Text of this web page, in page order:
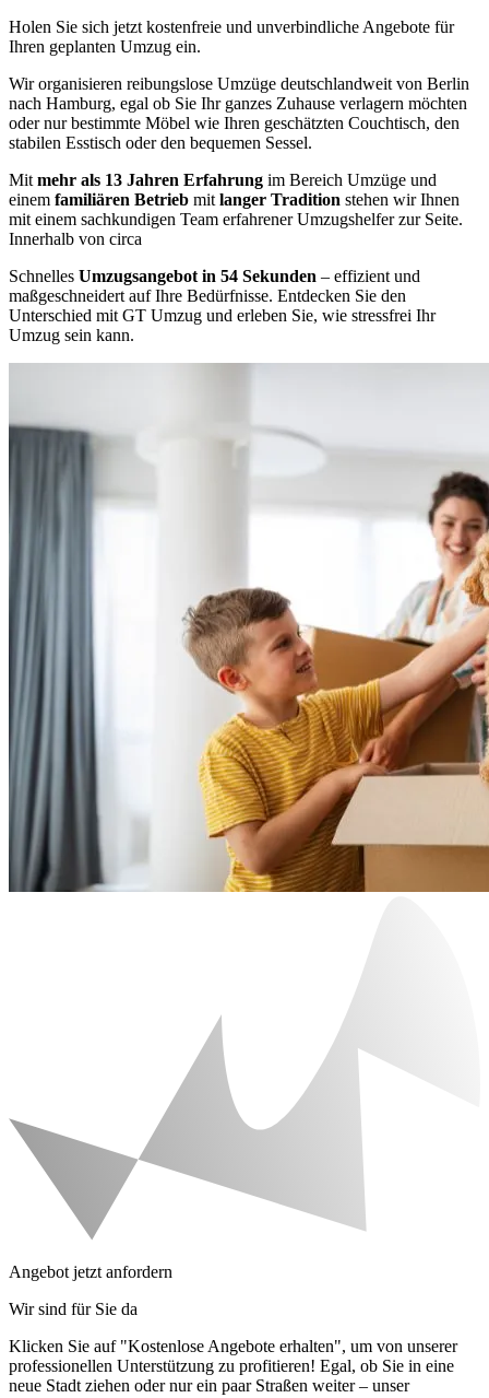
Holen Sie sich jetzt kostenfreie und unverbindliche Angebote für
Ihren geplanten Umzug ein.
Wir organisieren reibungslose Umzüge deutschlandweit von Berlin
nach Hamburg, egal ob Sie Ihr ganzes Zuhause verlagern möchten
oder nur bestimmte Möbel wie Ihren geschätzten Couchtisch, den
stabilen Esstisch oder den bequemen Sessel.
Mit mehr als 13 Jahren Erfahrung im Bereich Umzüge und
einem familiären Betrieb mit langer Tradition stehen wir Ihnen
mit einem sachkundigen Team erfahrener Umzugshelfer zur Seite.
Innerhalb von circa
Schnelles Umzugsangebot in 54 Sekunden – effizient und
maßgeschneidert auf Ihre Bedürfnisse. Entdecken Sie den
Unterschied mit GT Umzug und erleben Sie, wie stressfrei Ihr
Umzug sein kann.
Angebot jetzt anfordern
Wir sind für Sie da
Klicken Sie auf "Kostenlose Angebote erhalten", um von unserer
professionellen Unterstützung zu profitieren! Egal, ob Sie in eine
neue Stadt ziehen oder nur ein paar Straßen weiter – unser